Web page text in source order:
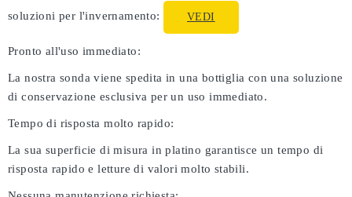
soluzioni per l'invernamento:
VEDI
Pronto all'uso immediato:
La nostra sonda viene spedita in una bottiglia con una soluzione
di conservazione esclusiva per un uso immediato.
Tempo di risposta molto rapido:
La sua superficie di misura in platino garantisce un tempo di
risposta rapido e letture di valori molto stabili.